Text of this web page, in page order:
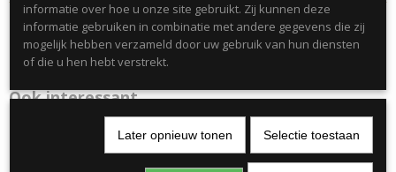
Ook interessant
informatie over hoe u onze site gebruikt. Zij kunnen deze
informatie gebruiken in combinatie met andere gegevens die zij
mogelijk hebben verzameld door uw gebruik van hun diensten
of die u hen hebt verstrekt.
Later opnieuw tonen Selectie toestaan